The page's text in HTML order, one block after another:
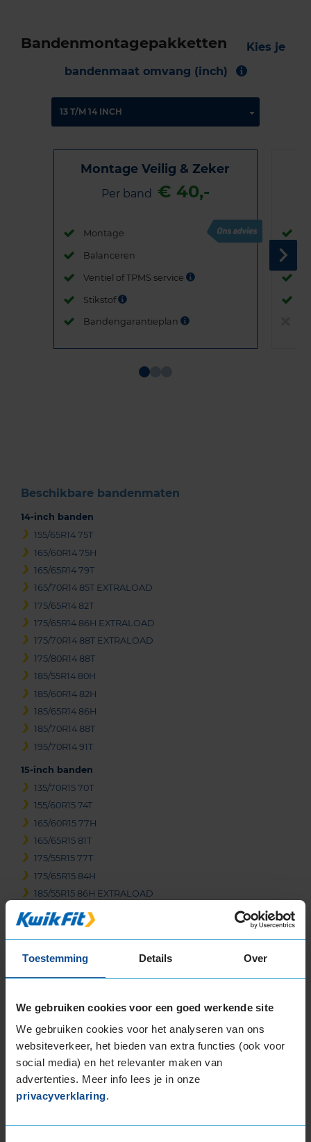
Toestemming Details Over
We gebruiken cookies voor een goed werkende site
We gebruiken cookies voor het analyseren van ons
websiteverkeer, het bieden van extra functies (ook voor
social media) en het relevanter maken van
advertenties. Meer info lees je in onze
privacyverklaring.
Bandenmontagepakketten
Kies je
bandenmaat omvang (inch)
Montage Veilig & Zeker
Per band € 40,-
Montage
Balanceren
Ventiel of TPMS service
Stikstof
Bandengarantieplan
Beschikbare bandenmaten
14-inch banden
155/65R14 75T
165/60R14 75H
165/65R14 79T
165/70R14 85T EXTRALOAD
175/65R14 82T
175/65R14 86H EXTRALOAD
175/70R14 88T EXTRALOAD
175/80R14 88T
185/55R14 80H
185/60R14 82H
185/65R14 86H
185/70R14 88T
195/70R14 91T
15-inch banden
135/70R15 70T
155/60R15 74T
165/60R15 77H
165/65R15 81T
175/55R15 77T
175/65R15 84H
185/55R15 86H EXTRALOAD
185/60R15 88H EXTRALOAD
185/65R15 88H
195/50R15 82V
195/55R15 85V
195/65R15 91H
195/65R15 91V
195/65R15 95H EXTRALOAD
205/65R15 94H